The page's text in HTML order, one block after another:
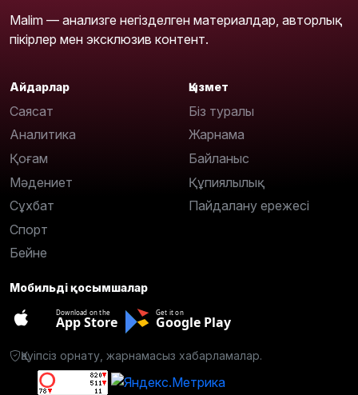
Malim — анализге негізделген материалдар, авторлық
пікірлер мен эксклюзив контент.
Айдарлар
Саясат
Аналитика
Қоғам
Мәдениет
Сұхбат
Спорт
Бейне
Қызмет
Біз туралы
Жарнама
Байланыс
Құпиялылық
Пайдалану ережесі
Мобильді қосымшалар
Download on the
App Store
Get it on
Google Play
Қауіпсіз орнату, жарнамасыз хабарламалар.